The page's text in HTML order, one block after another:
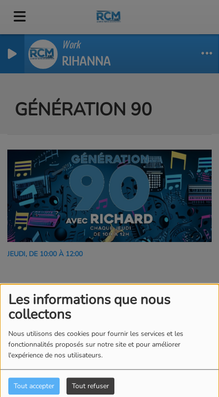
Les informations que nous
collectons
Nous utilisons des cookies pour fournir les services et les
fonctionnalités proposés sur notre site et pour améliorer
l'expérience de nos utilisateurs.
Tout accepter Tout refuser
Work
RIHANNA
GÉNÉRATION 90
JEUDI, DE 10:00 À 12:00
Commentaires(1)
Connectez-vous pour commenter cet article
SE CONNECTER